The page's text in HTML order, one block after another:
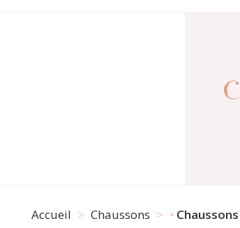
Accueil Chaussons